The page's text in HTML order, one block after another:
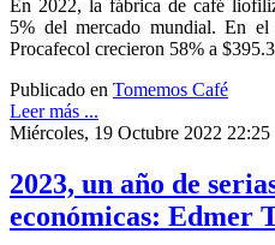
En 2022, la fábrica de café
5% del mercado mundial. En
Procafecol crecieron 58% a
Publicado en Tomemos Café
Leer más ...
Miércoles, 19 Octubre 2022 22:25
2023, un año de
económicas: Edmer